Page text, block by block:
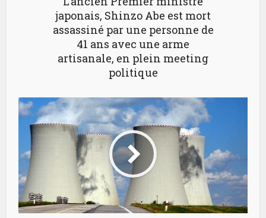
japonais, Shinzo Abe est mort
assassiné par une personne de
41 ans avec une arme
artisanale, en plein meeting
politique